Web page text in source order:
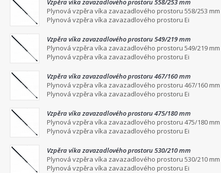
Vzpěra víka zavazadlového prostoru 558/253 mm
Plynová vzpěra víka zavazadlového prostoru 558/253 mm
Plynová vzpěra víka zavazadlového prostoru Ei
Vzpěra víka zavazadlového prostoru 549/219 mm
Plynová vzpěra víka zavazadlového prostoru 549/219 mm
Plynová vzpěra víka zavazadlového prostoru Ei
Vzpěra víka zavazadlového prostoru 467/160 mm
Plynová vzpěra víka zavazadlového prostoru 467/160 mm
Plynová vzpěra víka zavazadlového prostoru Ei
Vzpěra víka zavazadlového prostoru 475/180 mm
Plynová vzpěra víka zavazadlového prostoru 475/180 mm
Plynová vzpěra víka zavazadlového prostoru Ei
Vzpěra víka zavazadlového prostoru 530/210 mm
Plynová vzpěra víka zavazadlového prostoru 530/210 mm
Plynová vzpěra víka zavazadlového prostoru Ei